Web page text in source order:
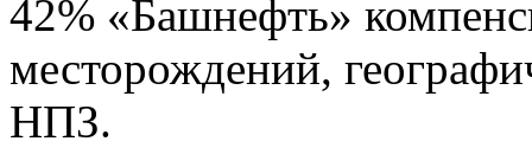
42% «Башнефть»
месторождений,
НПЗ.